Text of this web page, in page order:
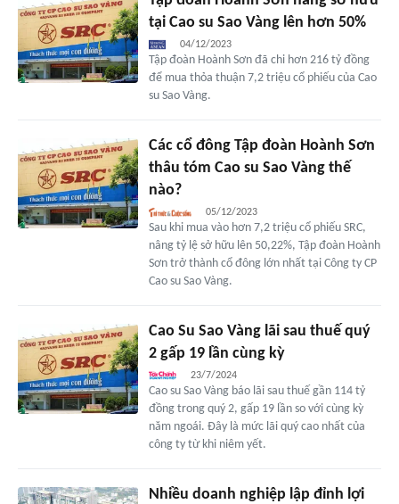
tại Cao su Sao Vàng lên hơn 50%
04/12/2023
Tập đoàn Hoành Sơn đã chi hơn 216 tỷ đồng
để mua thỏa thuận 7,2 triệu cổ phiếu của Cao
su Sao Vàng.
Các cổ đông Tập đoàn Hoành Sơn
thâu tóm Cao su Sao Vàng thế
nào?
05/12/2023
Sau khi mua vào hơn 7,2 triệu cổ phiếu SRC,
nâng tỷ lệ sở hữu lên 50,22%, Tập đoàn Hoành
Sơn trở thành cổ đông lớn nhất tại Công ty CP
Cao su Sao Vàng.
Cao Su Sao Vàng lãi sau thuế quý
2 gấp 19 lần cùng kỳ
23/7/2024
Cao su Sao Vàng báo lãi sau thuế gần 114 tỷ
đồng trong quý 2, gấp 19 lần so với cùng kỳ
năm ngoái. Đây là mức lãi quý cao nhất của
công ty từ khi niêm yết.
Nhiều doanh nghiệp lập đỉnh lợi